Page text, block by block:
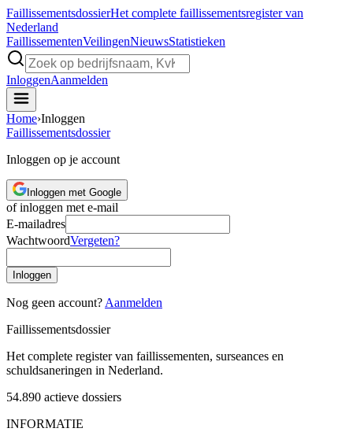
FaillissementsdossierHet complete faillissementsregister van
Nederland
FaillissementenVeilingenNieuwsStatistieken
InloggenAanmelden
Home›Inloggen
Faillissementsdossier
Inloggen op je account
Inloggen met Google
of inloggen met e-mail
E-mailadres
WachtwoordVergeten?
Inloggen
Nog geen account? Aanmelden
Faillissementsdossier
Het complete register van faillissementen, surseances en
schuldsaneringen in Nederland.
54.890 actieve dossiers
INFORMATIE